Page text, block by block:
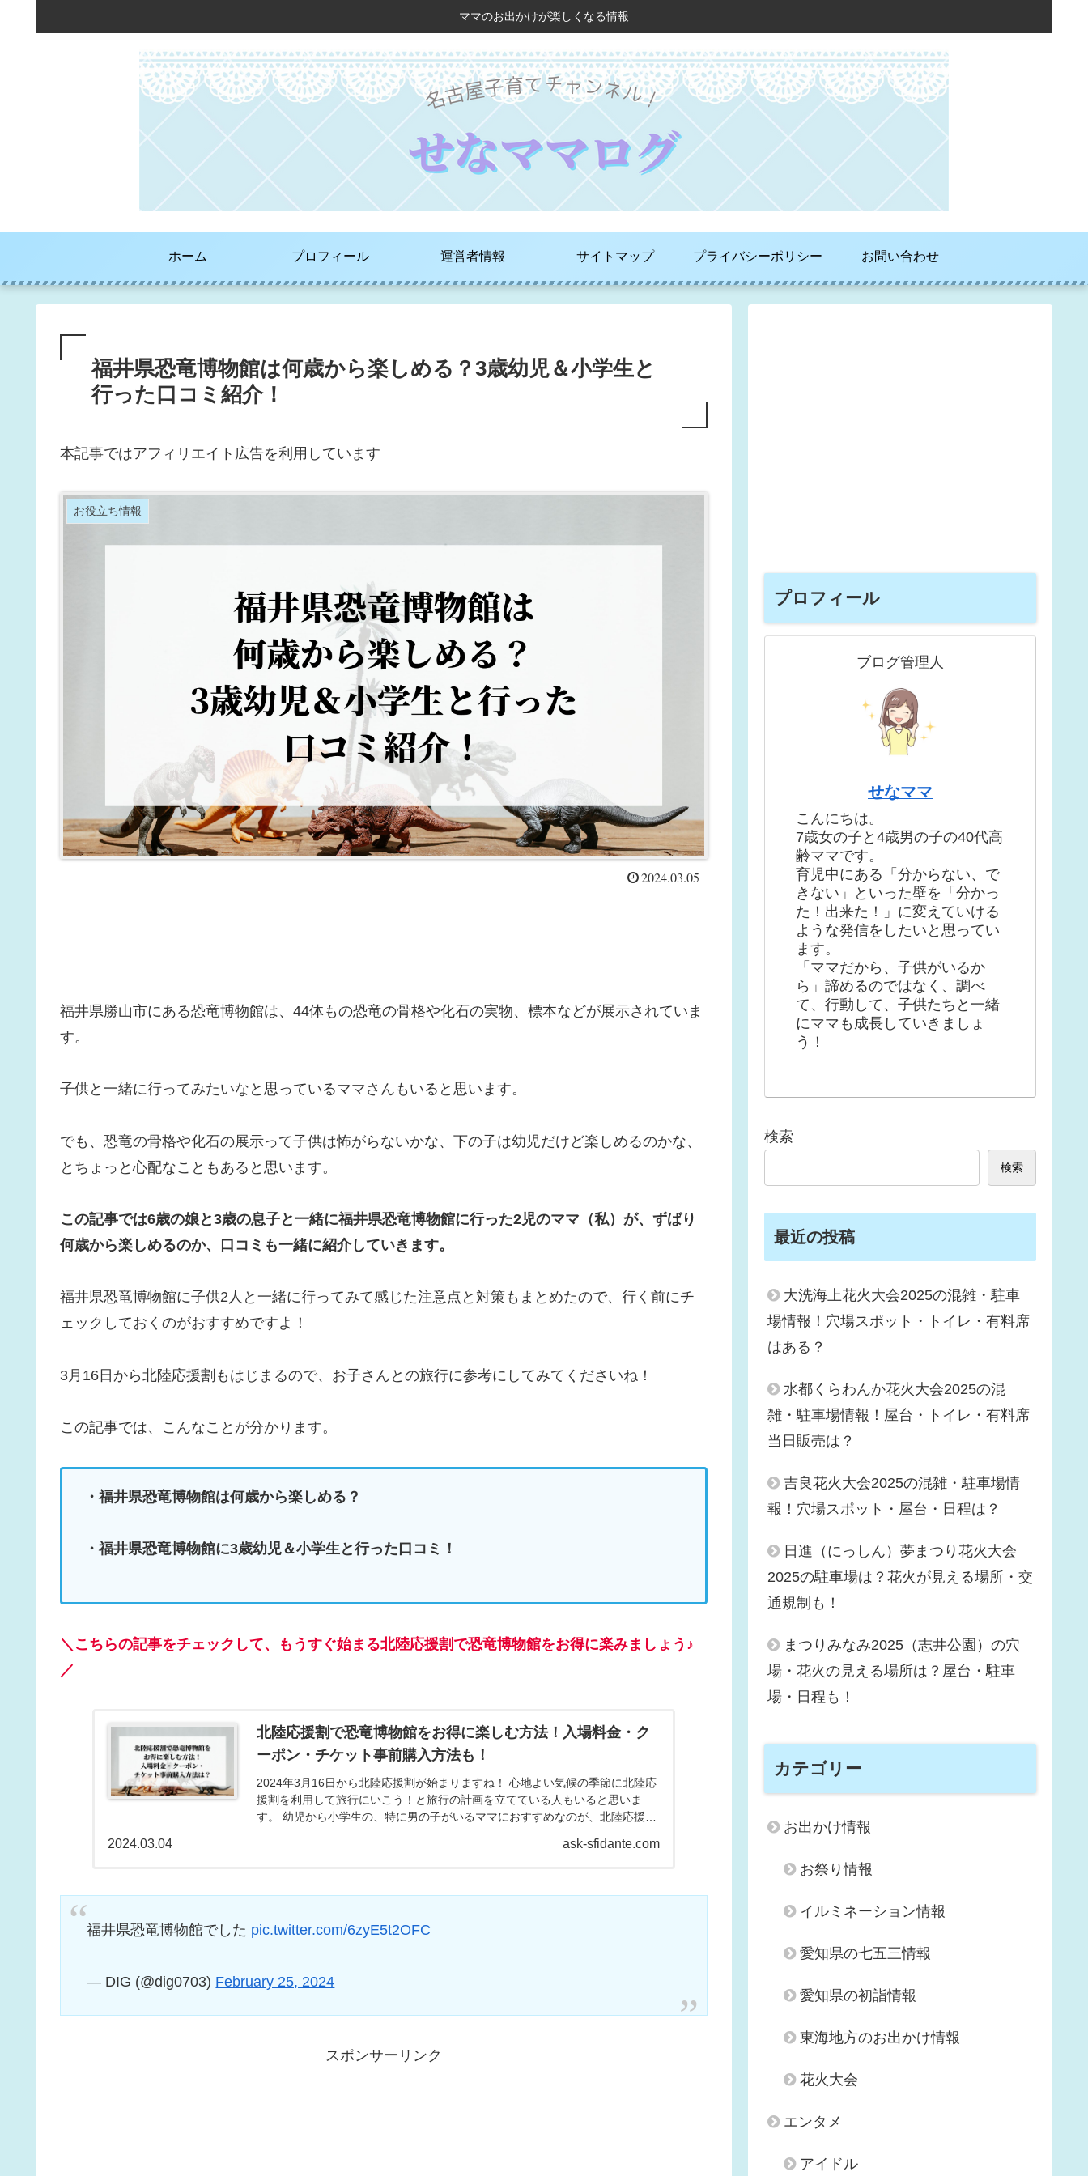
ママのお出かけが楽しくなる情報
ホーム プロフィール 運営者情報 サイトマップ プライバシーポリシー お問い合わせ
福井県恐竜博物館は何歳から楽しめる？3歳幼児＆小学生と
行った口コミ紹介！
本記事ではアフィリエイト広告を利用しています
お役立ち情報
2024.03.05
福井県勝山市にある恐竜博物館は、44体もの恐竜の骨格や化石の実物、標本などが展示されていま
す。
子供と一緒に行ってみたいなと思っているママさんもいると思います。
でも、恐竜の骨格や化石の展示って子供は怖がらないかな、下の子は幼児だけど楽しめるのかな、
とちょっと心配なこともあると思います。
この記事では6歳の娘と3歳の息子と一緒に福井県恐竜博物館に行った2児のママ（私）が、ずばり
何歳から楽しめるのか、口コミも一緒に紹介していきます。
福井県恐竜博物館に子供2人と一緒に行ってみて感じた注意点と対策もまとめたので、行く前にチ
ェックしておくのがおすすめですよ！
3月16日から北陸応援割もはじまるので、お子さんとの旅行に参考にしてみてくださいね！
この記事では、こんなことが分かります。
・福井県恐竜博物館は何歳から楽しめる？
・福井県恐竜博物館に3歳幼児＆小学生と行った口コミ！
＼こちらの記事をチェックして、もうすぐ始まる北陸応援割で恐竜博物館をお得に楽みましょう♪
／
北陸応援割で恐竜博物館をお得に楽しむ方法！入場料金・ク
ーポン・チケット事前購入方法も！
2024年3月16日から北陸応援割が始まりますね！ 心地よい気候の季節に北陸応
援割を利用して旅行にいこう！と旅行の計画を立てている人もいると思いま
す。 幼児から小学生の、特に男の子がいるママにおすすめなのが、北陸応援割
ask-sfidante.com
2024.03.04
福井県恐竜博物館でした pic.twitter.com/6zyE5t2OFC
— DIG (@dig0703) February 25, 2024
スポンサーリンク
プロフィール
ブログ管理人
せなママ
こんにちは。
7歳女の子と4歳男の子の40代高
齢ママです。
育児中にある「分からない、で
きない」といった壁を「分かっ
た！出来た！」に変えていける
ような発信をしたいと思ってい
ます。
「ママだから、子供がいるか
ら」諦めるのではなく、調べ
て、行動して、子供たちと一緒
にママも成長していきましょ
う！
検索
検索
最近の投稿
大洗海上花火大会2025の混雑・駐車
場情報！穴場スポット・トイレ・有料席
はある？
水都くらわんか花火大会2025の混
雑・駐車場情報！屋台・トイレ・有料席
当日販売は？
吉良花火大会2025の混雑・駐車場情
報！穴場スポット・屋台・日程は？
日進（にっしん）夢まつり花火大会
2025の駐車場は？花火が見える場所・交
通規制も！
まつりみなみ2025（志井公園）の穴
場・花火の見える場所は？屋台・駐車
場・日程も！
カテゴリー
お出かけ情報
お祭り情報
イルミネーション情報
愛知県の七五三情報
愛知県の初詣情報
東海地方のお出かけ情報
花火大会
エンタメ
アイドル